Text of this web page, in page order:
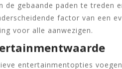
de gebaande paden te treden
factor van een
voor alle aanwezigen.
entertainmentopties